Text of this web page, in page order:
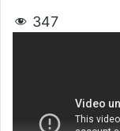
347